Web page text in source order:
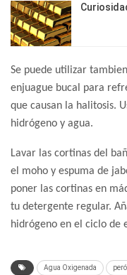
Se puede utilizar
enjuague bucal para
que causan la halitosis.
hidrógeno y agua.
Lavar las cortinas del
el moho y espuma de
poner las cortinas en
tu detergente regular.
hidrógeno en el ciclo de
Agua Oxigenada